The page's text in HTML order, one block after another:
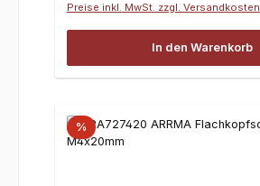
Preise inkl. MwSt. zzgl. Versandkosten
In den Warenkorb
%